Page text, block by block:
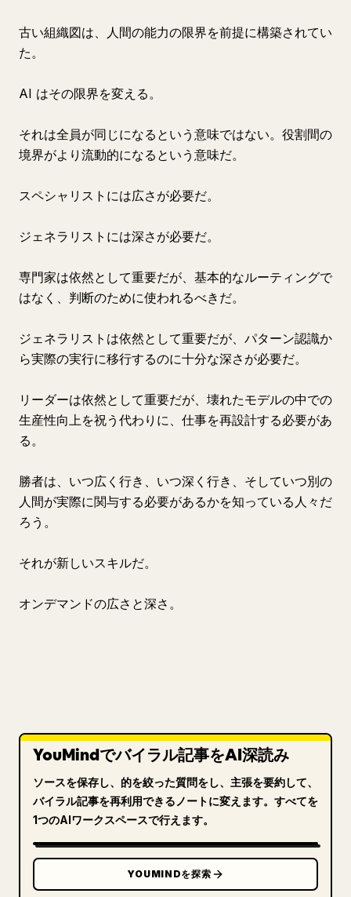
古い組織図は、人間の能力の限界を前提に構築されてい
た。
AI はその限界を変える。
それは全員が同じになるという意味ではない。役割間の
境界がより流動的になるという意味だ。
スペシャリストには広さが必要だ。
ジェネラリストには深さが必要だ。
専門家は依然として重要だが、基本的なルーティングで
はなく、判断のために使われるべきだ。
ジェネラリストは依然として重要だが、パターン認識か
ら実際の実行に移行するのに十分な深さが必要だ。
リーダーは依然として重要だが、壊れたモデルの中での
生産性向上を祝う代わりに、仕事を再設計する必要があ
る。
勝者は、いつ広く行き、いつ深く行き、そしていつ別の
人間が実際に関与する必要があるかを知っている人々だ
ろう。
それが新しいスキルだ。
オンデマンドの広さと深さ。
YouMindでバイラル記事をAI深読み
ソースを保存し、的を絞った質問をし、主張を要約して、
バイラル記事を再利用できるノートに変えます。すべてを
1つのAIワークスペースで行えます。
YOUMINDを探索